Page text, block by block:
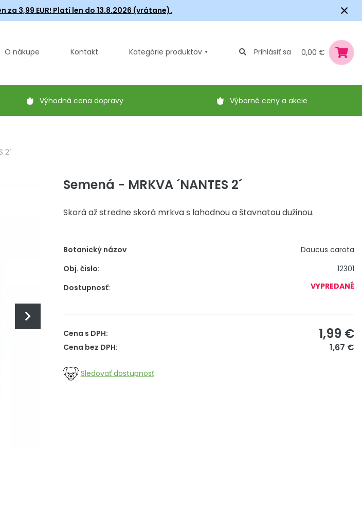
za 3,99 EUR! Platí len do 13.8.2026 (vrátane). ×
O nákupe Kontakt Kategórie produktov Prihlásiť sa 0,00 €
Výhodná cena dopravy Výborné ceny a akcie
2´
Semená - MRKVA ´NANTES 2´
Skorá až stredne skorá mrkva s lahodnou a štavnatou dužinou.
Botanický názov
Daucus carota
Obj. čislo:
12301
Dostupnosť:
VYPREDANÉ
Cena s DPH: 1,99 €
Cena bez DPH: 1,67 €
Sledovať dostupnosť